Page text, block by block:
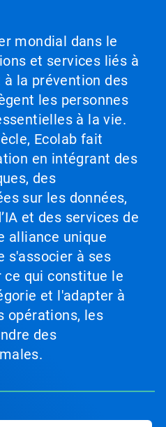
mondial dans le
et services liés à
à la prévention des
les personnes
à la vie.
Ecolab fait
en intégrant des
des
sur les données,
et des services de
alliance unique
s'associer à ses
qui constitue le
et l'adapter à
opérations, les
des